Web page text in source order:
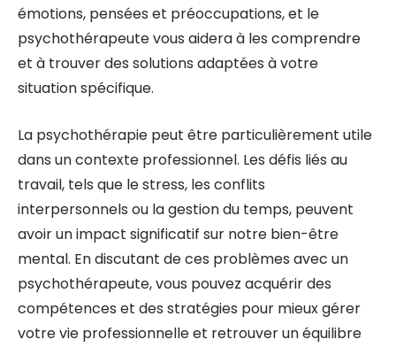
émotions, pensées et préoccupations, et le
psychothérapeute vous aidera à les comprendre
et à trouver des solutions adaptées à votre
situation spécifique.
La psychothérapie peut être particulièrement utile
dans un contexte professionnel. Les défis liés au
travail, tels que le stress, les conflits
interpersonnels ou la gestion du temps, peuvent
avoir un impact significatif sur notre bien-être
mental. En discutant de ces problèmes avec un
psychothérapeute, vous pouvez acquérir des
compétences et des stratégies pour mieux gérer
votre vie professionnelle et retrouver un équilibre